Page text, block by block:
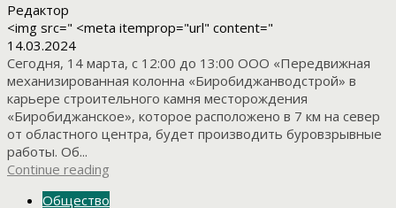
Редактор
<img src=" <meta itemprop="url" content="
14.03.2024
Сегодня, 14 марта, с 12:00 до 13:00 ООО «Передвижная
механизированная колонна «Биробиджанводстрой» в
карьере строительного камня месторождения
«Биробиджанское», которое расположено в 7 км на север
от областного центра, будет производить буровзрывные
работы. Об...
Continue reading
Общество